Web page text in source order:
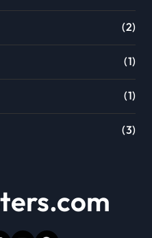
(2)
(1)
(1)
(3)